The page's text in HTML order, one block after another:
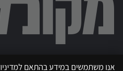
אנו משתמשים במידע בהתאם